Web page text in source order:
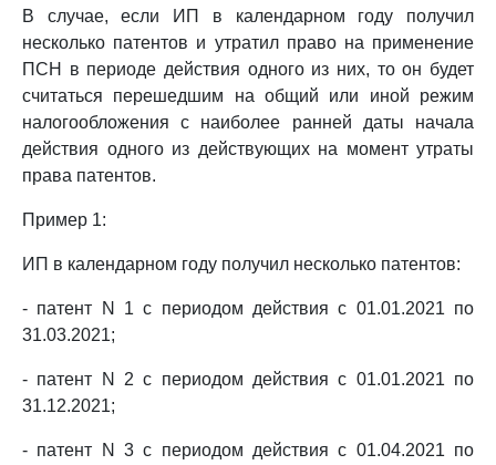
В случае, если ИП в календарном году получил
несколько патентов и утратил право на применение
ПСН в периоде действия одного из них, то он будет
считаться перешедшим на общий или иной режим
налогообложения с наиболее ранней даты начала
действия одного из действующих на момент утраты
права патентов.
Пример 1:
ИП в календарном году получил несколько патентов:
- патент N 1 с периодом действия с 01.01.2021 по
31.03.2021;
- патент N 2 с периодом действия с 01.01.2021 по
31.12.2021;
- патент N 3 с периодом действия с 01.04.2021 по